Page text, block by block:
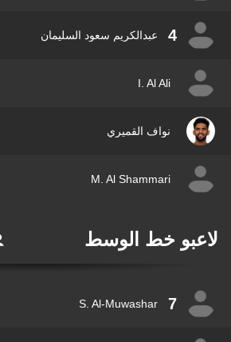
4 عبدالكريم سعود السليمان
I. Al Ali
نواف القميري
M. Al Shammari
خط الوسط
7
S. Al-Muwashar